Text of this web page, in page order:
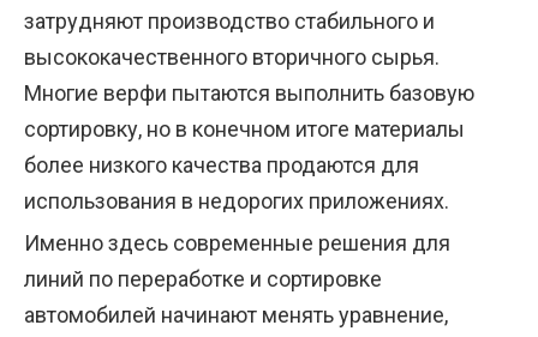
затрудняют производство стабильного и
высококачественного вторичного сырья.
Многие верфи пытаются выполнить базовую
сортировку, но в конечном итоге материалы
более низкого качества продаются для
использования в недорогих приложениях.
Именно здесь современные решения для
линий по переработке и сортировке
автомобилей начинают менять уравнение,